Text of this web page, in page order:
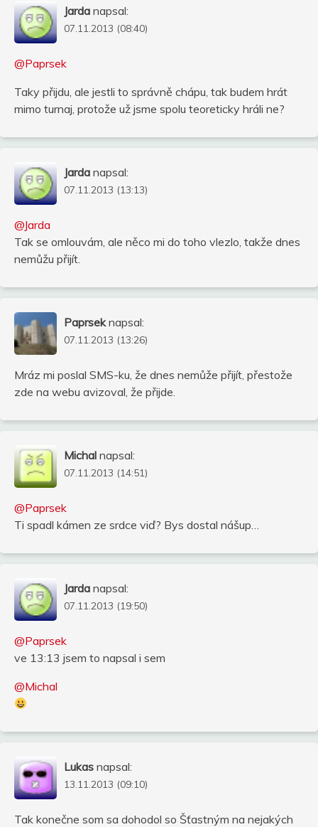
Jarda napsal:
07.11.2013 (08:40)
@Paprsek
Taky přijdu, ale jestli to správně chápu, tak budem hrát
mimo turnaj, protože už jsme spolu teoreticky hráli ne?
Jarda napsal:
07.11.2013 (13:13)
@Jarda
Tak se omlouvám, ale něco mi do toho vlezlo, takže dnes
nemůžu přijít.
Paprsek napsal:
07.11.2013 (13:26)
Mráz mi poslal SMS-ku, že dnes nemůže přijít, přestože
zde na webu avizoval, že přijde.
Michal napsal:
07.11.2013 (14:51)
@Paprsek
Ti spadl kámen ze srdce viď? Bys dostal nášup…
Jarda napsal:
07.11.2013 (19:50)
@Paprsek
ve 13:13 jsem to napsal i sem
@Michal
Lukas napsal:
13.11.2013 (09:10)
Tak konečne som sa dohodol so Šťastným na nejakých